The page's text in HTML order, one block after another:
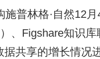
林格·自然12月
、Figshare知识
共享的增长情况